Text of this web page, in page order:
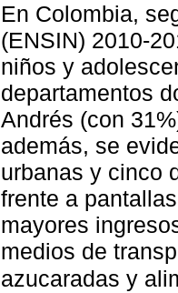
En Colombia,
(ENSIN) 2010-
niños y
departamentos
Andrés (con
además, se
urbanas y cinco
frente a
mayores
medios de
azucaradas y